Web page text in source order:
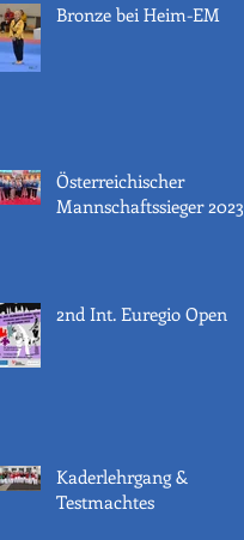
Bronze bei Heim-EM
Österreichischer
Mannschaftssieger 2023
2nd Int. Euregio Open
Kaderlehrgang &
Testmachtes